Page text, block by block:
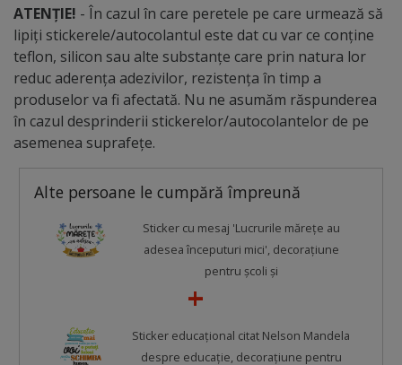
ATENȚIE! - În cazul în care peretele pe care urmează să
lipiți stickerele/autocolantul este dat cu var ce conține
teflon, silicon sau alte substanțe care prin natura lor
reduc aderența adezivilor, rezistența în timp a
produselor va fi afectată. Nu ne asumăm răspunderea
în cazul desprinderii stickerelor/autocolantelor de pe
asemenea suprafețe.
Alte persoane le cumpără împreună
Sticker cu mesaj 'Lucrurile mărețe au
adesea începuturi mici', decorațiune
pentru școli și
Sticker educațional citat Nelson Mandela
despre educație, decorațiune pentru